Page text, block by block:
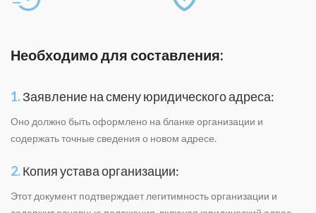
Необходимо для составления:
1.Заявление на смену юридического адреса:
Оно должно быть оформлено на бланке организации и
содержать точные сведения о новом адресе.
2.Копия устава организации:
Этот документ подтверждает легитимность организации и